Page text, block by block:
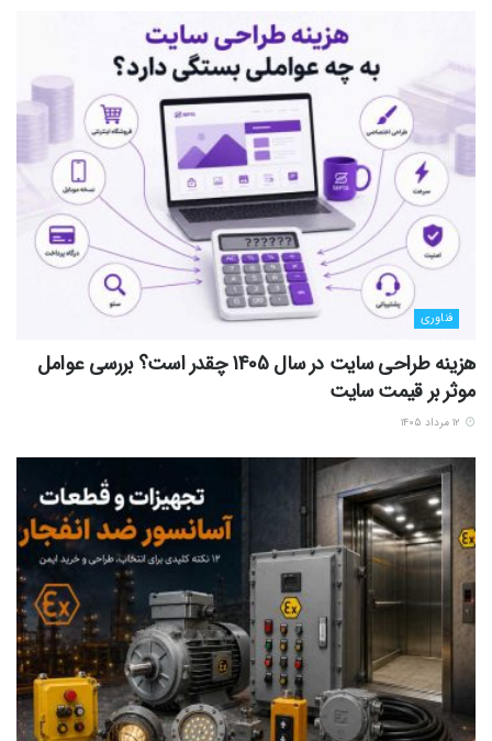
فناوری
هزینه طراحی سایت در سال 1405 چقدر است؟ بررسی عوامل
موثر بر قیمت سایت